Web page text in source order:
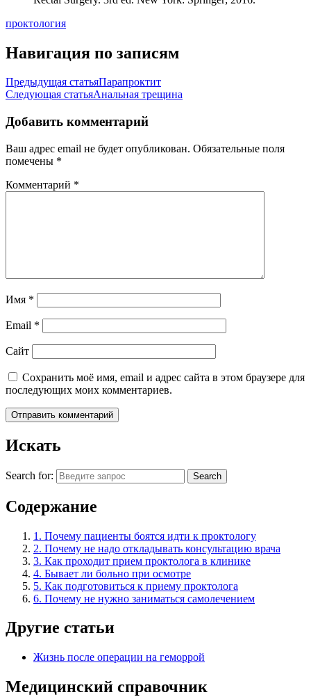
проктология
Навигация по записям
Предыдущая статьяПарапроктит
Следующая статьяАнальная трещина
Добавить комментарий
Ваш адрес email не будет опубликован. Обязательные поля
помечены *
Комментарий *
Имя *
Email *
Сайт
Сохранить моё имя, email и адрес сайта в этом браузере для
последующих моих комментариев.
Искать
Search for: Search
Содержание
1. Почему пациенты боятся идти к проктологу
2. Почему не надо откладывать консультацию врача
3. Как проходит прием проктолога в клинике
4. Бывает ли больно при осмотре
5. Как подготовиться к приему проктолога
6. Почему не нужно заниматься самолечением
Другие статьи
Жизнь после операции на геморрой
Медицинский справочник